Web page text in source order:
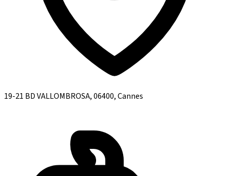
19-21 BD VALLOMBROSA, 06400, Cannes